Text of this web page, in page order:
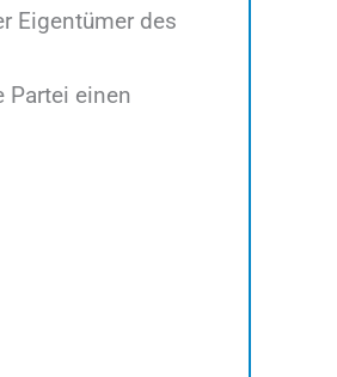
Eigentümer des
Partei einen